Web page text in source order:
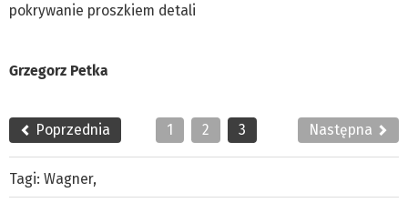
pokrywanie proszkiem detali
Grzegorz Petka
Poprzednia 1 2 3 Następna
Tagi: Wagner,